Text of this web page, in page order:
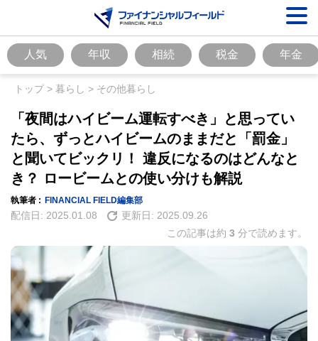
人気 年収 相続 税金 年金
トップ> 暮らし > その他暮らし
「夜間はハイビーム運転すべき」と思ってい
たら、ずっとハイビームのままだと「罰金」
と聞いてビックリ！ 違反になるのはどんなと
き？ ロービームとの使い分けも解説
執筆者 : FINANCIAL FIELD編集部
配信日: 2025.01.08 更新日: 2025.09.26
この記事は約 3 分で読めます。